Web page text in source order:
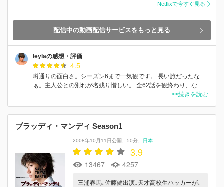
Netflixで今すぐ見る
配信中の動画配信サービスをもっと見る
leylaの感想・評価
4.5
噂通りの面白さ。シーズン6まで一気観です。 長い旅だったな
ぁ。主人公との別れが名残り惜しい。 全62話を観終わり、な…
>>続きを読む
ブラッディ・マンディ Season1
2008年10月11日公開 50分 日本
3.9
13467 4257
三浦春馬､佐藤健出演｡天才高校生ハッカーが､